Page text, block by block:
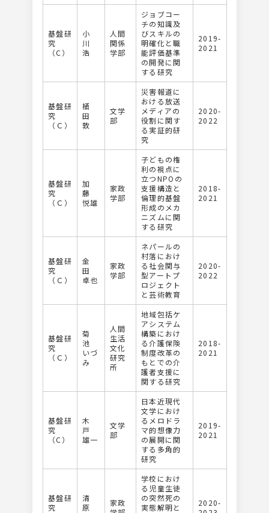
基盤研
究
（C）
小
川
浩
人間
関係
学部
ジョブコー
チの知識及
びスキルの
明確化と職
能評価基準
の開発に関
する研究
2019-
2021
基盤研
究
（Ｃ）
桶
田
敦
文学
部
災害報道に
おける放送
メディアの
役割に関す
る実証的研
究
2020-
2022
基盤研
究
（Ｃ）
加
藤
悦雄
家政
学部
子どもの権
利の視点に
立つNPOの
支援構造と
倫理的基盤
形成のメカ
ニズムに関
する研究
2018-
2021
基盤研
究
（Ｃ）
金
田
卓也
家政
学部
ネパールの
村落におけ
る社会関与
型アートプ
ロジェクト
と芸術教育
2020-
2022
基盤研
究
（Ｃ）
菊
池
いづ
み
人間
生活
文化
研究
所
地域包括ケ
アシステム
構築におけ
る介護保険
制度改革の
もとでの介
護者支援に
関する研究
2018-
2021
基盤研
究
（C）
木
戸
雄一
文学
部
日本近現代
文学におけ
るメロドラ
マ的想像力
の展開に関
する多角的
研究
2019-
2021
基盤研
究
清
原
家政
学校におけ
る児童生徒
の突然死の
実態解明と
2020-